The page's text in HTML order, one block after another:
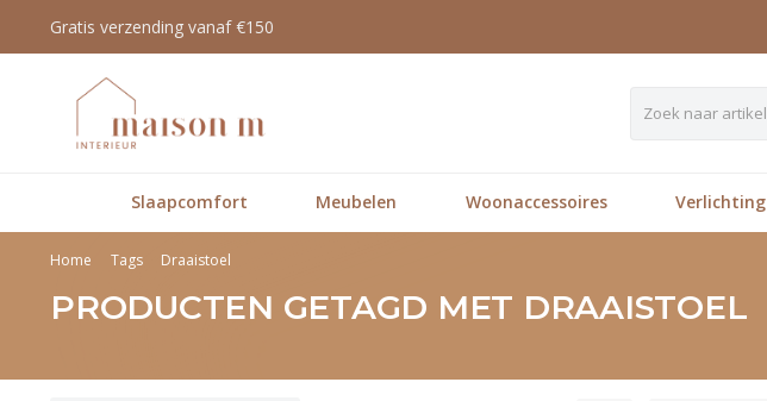
Gratis verzending vanaf €150
Slaapcomfort Meubelen Woonaccessoires Verlichting
Home Tags Draaistoel
PRODUCTEN GETAGD MET DRAAISTOEL